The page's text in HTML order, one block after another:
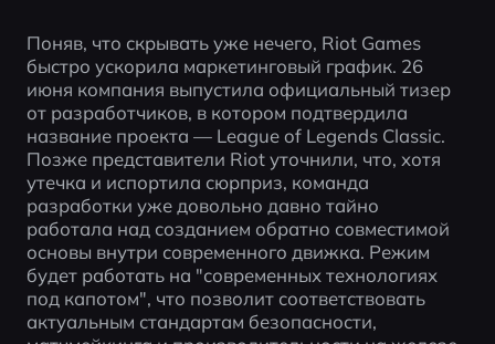
Поняв, что скрывать уже нечего, Riot Games
быстро ускорила маркетинговый график. 26
июня компания выпустила официальный тизер
от разработчиков, в котором подтвердила
название проекта — League of Legends Classic.
Позже представители Riot уточнили, что, хотя
утечка и испортила сюрприз, команда
разработки уже довольно давно тайно
работала над созданием обратно совместимой
основы внутри современного движка. Режим
будет работать на "современных технологиях
под капотом", что позволит соответствовать
актуальным стандартам безопасности,